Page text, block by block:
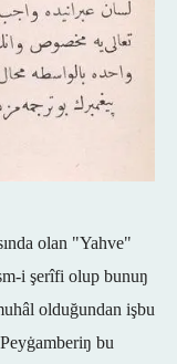
olan "Yahve"
i şerîfi olup bunuŋ
olduğundan işbu
bu